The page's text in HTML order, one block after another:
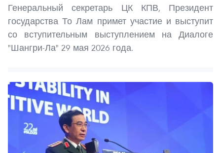
Генеральный секретарь ЦК КПВ, Президент
государства То Лам примет участие и выступит
со вступительным выступлением на Диалоге
"Шангри-Ла" 29 мая 2026 года.